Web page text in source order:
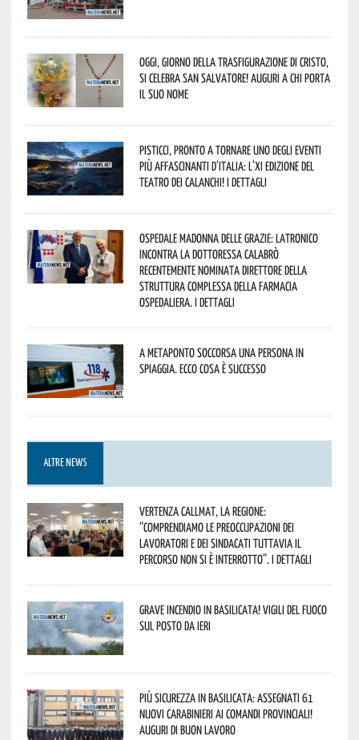
Oggi, giorno della Trasfigurazione di Cristo,
si celebra San Salvatore! Auguri a chi porta
il suo nome
Pisticci, pronto a tornare uno degli eventi
più affascinanti d’Italia: l’XI edizione del
Teatro dei Calanchi! I dettagli
Ospedale Madonna delle Grazie: Latronico
incontra la dottoressa Calabrò
recentemente nominata Direttore della
Struttura Complessa della Farmacia
Ospedaliera. I dettagli
A Metaponto soccorsa una persona in
spiaggia. Ecco cosa è successo
ALTRE NEWS
Vertenza CallMat, la Regione:
“comprendiamo le preoccupazioni dei
lavoratori e dei sindacati tuttavia il
percorso non si è interrotto”. I dettagli
Grave incendio in Basilicata! Vigili del fuoco
sul posto da ieri
Più sicurezza in Basilicata: assegnati 61
nuovi Carabinieri ai Comandi provinciali!
Auguri di buon lavoro